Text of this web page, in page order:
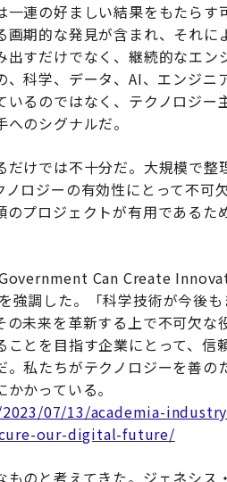
連の好ましい結果をもたらす
期的な発見が含まれ、それに
すだけでなく、継続的なエン
科学、データ、AI、エンジニ
るのではなく、テクノロジー
のシグナルだ。
けでは不十分だ。大規模で整
ロジーの有効性にとって不可
プロジェクトが有用であるた
Can Create
調した。「科学技術が今後も
未来を革新する上で不可欠な
とを目指す企業にとって、信
私たちがテクノロジーを善の
かっている。
07/13/academia-
our-digital-future/